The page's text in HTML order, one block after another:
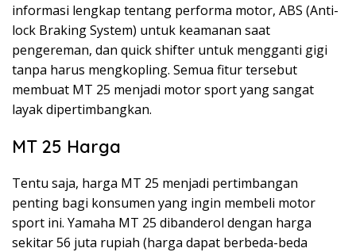
informasi lengkap tentang performa motor, ABS (Anti-
lock Braking System) untuk keamanan saat
pengereman, dan quick shifter untuk mengganti gigi
tanpa harus mengkopling. Semua fitur tersebut
membuat MT 25 menjadi motor sport yang sangat
layak dipertimbangkan.
MT 25 Harga
Tentu saja, harga MT 25 menjadi pertimbangan
penting bagi konsumen yang ingin membeli motor
sport ini. Yamaha MT 25 dibanderol dengan harga
sekitar 56 juta rupiah (harga dapat berbeda-beda